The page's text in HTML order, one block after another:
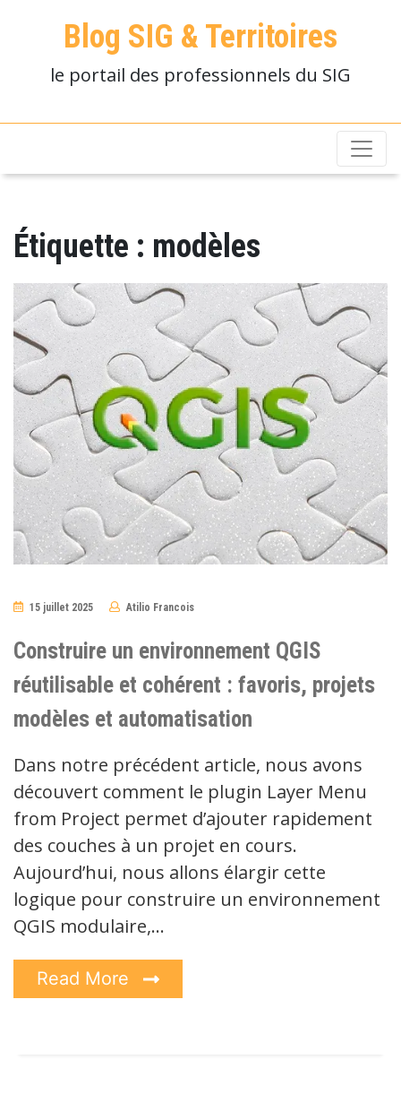
Blog SIG & Territoires
le portail des professionnels du SIG
Étiquette : modèles
15 juillet 2025 Atilio Francois
Construire un environnement QGIS
réutilisable et cohérent : favoris, projets
modèles et automatisation
Dans notre précédent article, nous avons
découvert comment le plugin Layer Menu
from Project permet d’ajouter rapidement
des couches à un projet en cours.
Aujourd’hui, nous allons élargir cette
logique pour construire un environnement
QGIS modulaire,…
Read More